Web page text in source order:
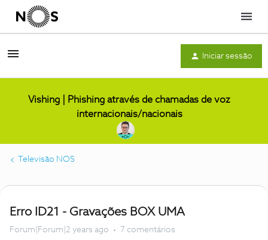
Menu
Iniciar sessão
Vishing | Phishing através de chamadas de voz
internacionais/nacionais
Televisão NOS
Erro ID21 - Gravações BOX UMA
Forum|Forum|2 years ago 7 comentários